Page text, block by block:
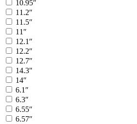
10.95″
11.2″
11.5″
11″
12.1″
12.2″
12.7″
14.3"
14″
6.1″
6.3″
6.55″
6.57″